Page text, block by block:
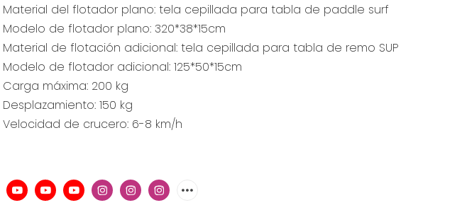
Material del flotador plano: tela cepillada para tabla de paddle surf
Modelo de flotador plano: 320*38*15cm
Material de flotación adicional: tela cepillada para tabla de remo SUP
Modelo de flotador adicional: 125*50*15cm
Carga máxima: 200 kg
Desplazamiento: 150 kg
Velocidad de crucero: 6-8 km/h